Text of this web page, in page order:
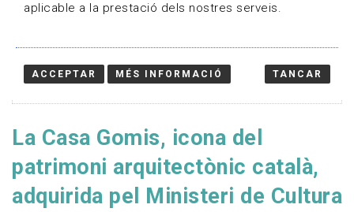
La Casa Gomis, icona del
patrimoni arquitectònic català,
adquirida pel Ministeri de Cultura
aplicable a la prestació dels nostres serveis.
ACCEPTAR MÉS INFORMACIÓ TANCAR